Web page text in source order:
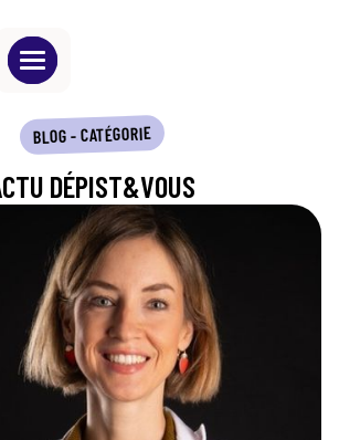
BLOG - CATÉGORIE
DÉPIST&VOUS